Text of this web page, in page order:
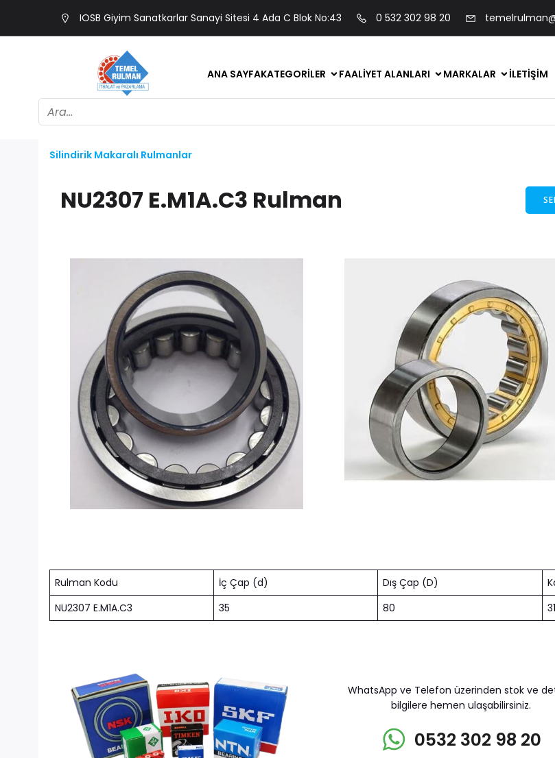
IOSB Giyim Sanatkarlar Sanayi Sitesi 4 Ada C Blok No:43 0 532 302 98 20
ANA SAYFAKATEGORILER FAALIYET ALANLARI MARKALAR İLETIŞIM
Silindirik Makaralı Rulmanlar
NU2307 E.M1A.C3 Rulman
Rulman Kodu İç Çap (d) Dış Çap (D)
NU2307 E.M1A.C3
35 80 31
WhatsApp ve Telefon üzerinden stok ve
bilgilere hemen ulaşabilirsiniz.
0532 302 98 20